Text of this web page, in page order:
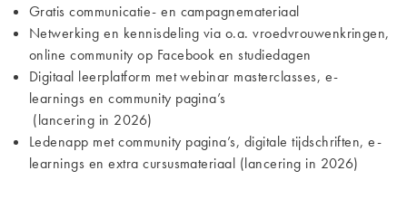
Gratis communicatie- en campagnemateriaal
Netwerking en kennisdeling via o.a. vroedvrouwenkringen,
online community op Facebook en studiedagen
Digitaal leerplatform met webinar masterclasses, e-
learnings en community pagina’s
(lancering in 2026)
Ledenapp met community pagina’s, digitale tijdschriften, e-
learnings en extra cursusmateriaal (lancering in 2026)